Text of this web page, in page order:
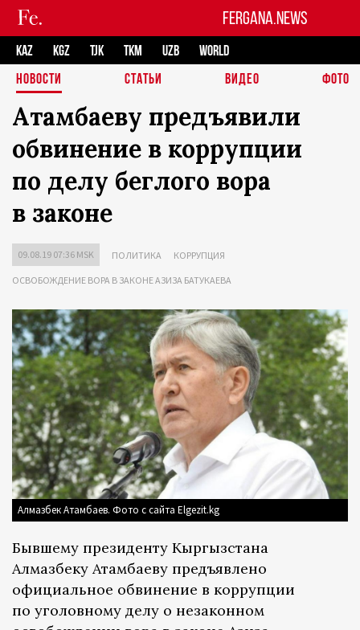
FERGANA.NEWS
KAZ KGZ TJK TKM UZB
WORLD
НОВОСТИ
СТАТЬИ ВИДЕО ФОТО
Атамбаеву предъявили
обвинение в коррупции
по делу беглого вора
в законе
09.08.19 07:36 MSK ПОЛИТИКА КОРРУПЦИЯ
ОСВОБОЖДЕНИЕ ВОРА В ЗАКОНЕ АЗИЗА БАТУКАЕВА
Алмазбек Атамбаев. Фото с сайта Elgezit.kg
Бывшему президенту Кыргызстана
Алмазбеку Атамбаеву предъявлено
официальное обвинение в коррупции
по уголовному делу о незаконном